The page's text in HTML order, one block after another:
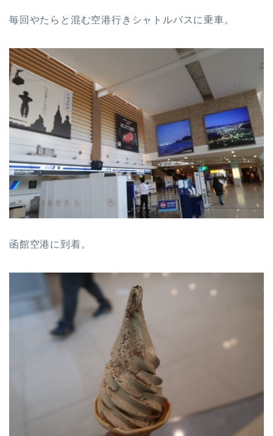
毎回やたらと混む空港行きシャトルバスに乗車。
函館空港に到着。